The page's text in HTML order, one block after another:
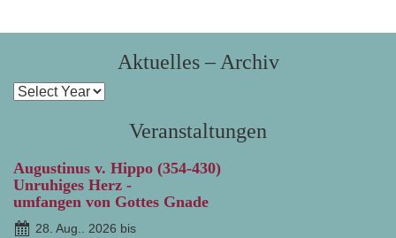
Aktuelles – Archiv
Veranstaltungen
Augustinus v. Hippo (354-430)
Unruhiges Herz -
umfangen von Gottes Gnade
28. Aug.. 2026 bis